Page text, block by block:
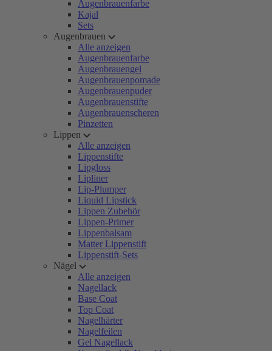
Augenbrauenfarbe
Kajal
Sets
Augenbrauen
Alle anzeigen
Augenbrauenfarbe
Augenbrauengel
Augenbrauenpomade
Augenbrauenpuder
Augenbrauenstifte
Augenbrauenscheren
Pinzetten
Lippen
Alle anzeigen
Lippenstifte
Lipgloss
Lipliner
Lip-Plumper
Liquid Lipstick
Lippen Zubehör
Lippen-Primer
Lippenbalsam
Matter Lippenstift
Lippenstift-Sets
Nägel
Alle anzeigen
Nagellack
Base Coat
Top Coat
Nagelhärter
Nagelfeilen
Gel Nagellack